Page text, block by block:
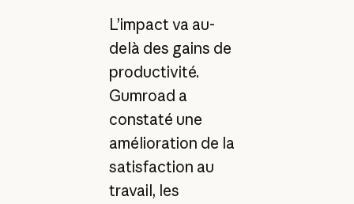
L’impact va au-
delà des gains de
productivité.
Gumroad a
constaté une
amélioration de la
satisfaction au
travail, les